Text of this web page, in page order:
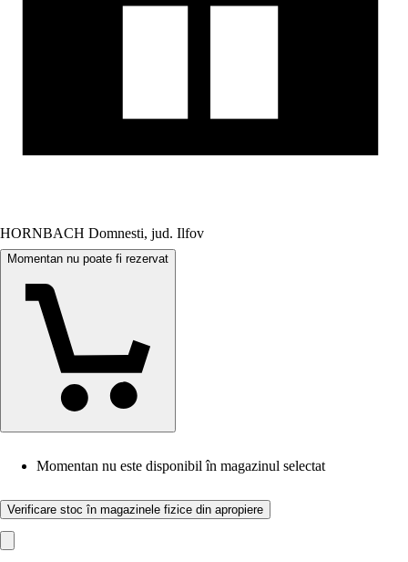
HORNBACH Domnesti, jud. Ilfov
Momentan nu poate fi rezervat
Momentan nu este disponibil în magazinul selectat
Verificare stoc în magazinele fizice din apropiere